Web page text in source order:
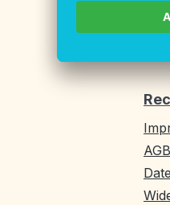
AGB